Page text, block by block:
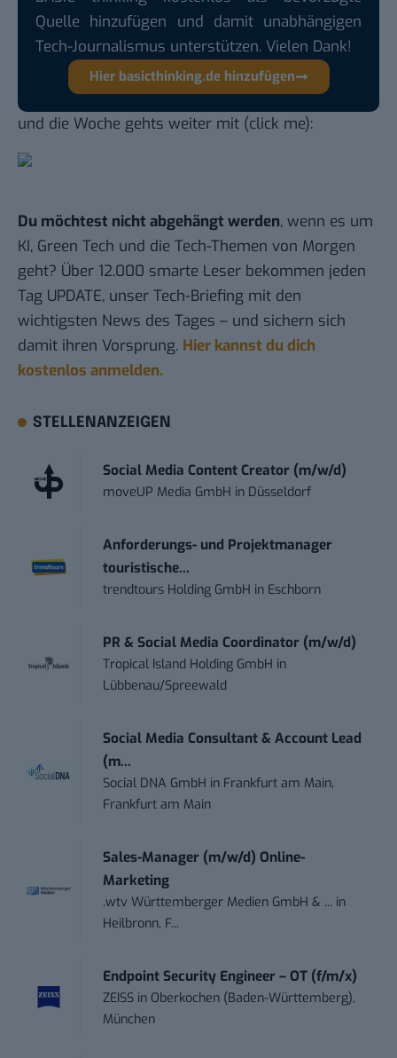
Quelle hinzufügen und damit unabhängigen
Tech-Journalismus unterstützen. Vielen Dank!
Hier basicthinking.de hinzufügen
und die Woche gehts weiter mit (click me):
Du möchtest nicht abgehängt werden, wenn es um
KI, Green Tech und die Tech-Themen von Morgen
geht? Über 12.000 smarte Leser bekommen jeden
Tag UPDATE, unser Tech-Briefing mit den
wichtigsten News des Tages – und sichern sich
damit ihren Vorsprung. Hier kannst du dich
kostenlos anmelden.
STELLENANZEIGEN
Social Media Content Creator (m/w/d)
moveUP Media GmbH in Düsseldorf
Anforderungs- und Projektmanager
touristische...
trendtours Holding GmbH in Eschborn
PR & Social Media Coordinator (m/w/d)
Tropical Island Holding GmbH in
Lübbenau/Spreewald
Social Media Consultant & Account Lead
(m...
Social DNA GmbH in Frankfurt am Main,
Frankfurt am Main
Sales-Manager (m/w/d) Online-
Marketing
.wtv Württemberger Medien GmbH & ... in
Heilbronn, F...
Endpoint Security Engineer – OT (f/m/x)
ZEISS in Oberkochen (Baden-Württemberg),
München